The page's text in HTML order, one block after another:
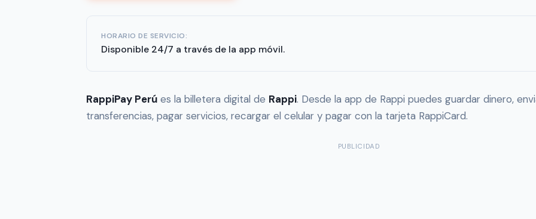
HORARIO DE SERVICIO:
Disponible 24/7 a través de la app móvil.
RappiPay Perú es la billetera digital de Rappi. Desde la app de Rappi puedes guardar dinero,
transferencias, pagar servicios, recargar el celular y pagar con la tarjeta RappiCard.
PUBLICIDAD